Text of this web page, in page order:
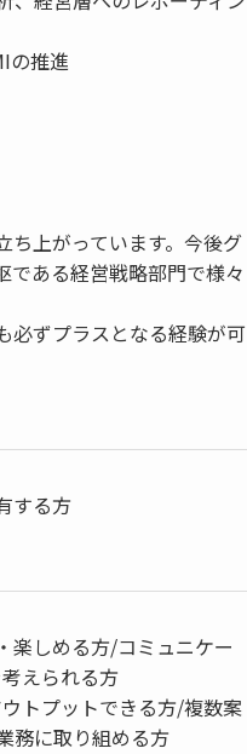
の推進
ち上がっています。今後グ
である経営戦略部門で様々
必ずプラスとなる経験が可
する方
楽しめる方/コミュニケー
えられる方
トプットできる方/複数案
務に取り組める方